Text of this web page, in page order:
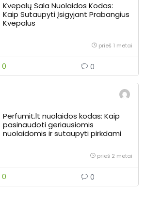
Kvepalų Sala Nuolaidos Kodas:
Kaip Sutaupyti Įsigyjant Prabangius
Kvepalus
prieš 1 metai
0 0
Perfumit.lt nuolaidos kodas: Kaip
pasinaudoti geriausiomis
nuolaidomis ir sutaupyti pirkdami
prieš 2 metai
0 0